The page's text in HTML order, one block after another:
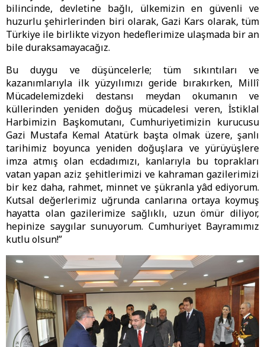
bilincinde, devletine bağlı, ülkemizin en güvenli ve
huzurlu şehirlerinden biri olarak, Gazi Kars olarak, tüm
Türkiye ile birlikte vizyon hedeflerimize ulaşmada bir an
bile duraksamayacağız.
Bu duygu ve düşüncelerle; tüm sıkıntıları ve
kazanımlarıyla ilk yüzyılımızı geride bırakırken, Millî
Mücadelemizdeki destansı meydan okumanın ve
küllerinden yeniden doğuş mücadelesi veren, İstiklal
Harbimizin Başkomutanı, Cumhuriyetimizin kurucusu
Gazi Mustafa Kemal Atatürk başta olmak üzere, şanlı
tarihimiz boyunca yeniden doğuşlara ve yürüyüşlere
imza atmış olan ecdadımızı, kanlarıyla bu toprakları
vatan yapan aziz şehitlerimizi ve kahraman gazilerimizi
bir kez daha, rahmet, minnet ve şükranla yâd ediyorum.
Kutsal değerlerimiz uğrunda canlarına ortaya koymuş
hayatta olan gazilerimize sağlıklı, uzun ömür diliyor,
hepinize saygılar sunuyorum. Cumhuriyet Bayramımız
kutlu olsun!”